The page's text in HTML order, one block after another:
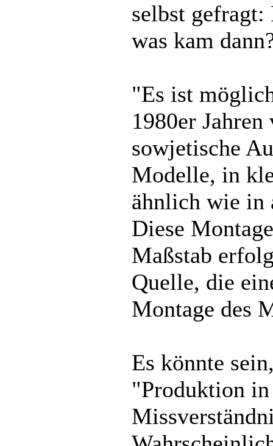
selbst
was kam
"Es ist
1980er
sowjetische
Modelle, in
ähnlich wie in
Diese
Maßstab
Quelle, die
Montage des
Es könnte
"Produktion in